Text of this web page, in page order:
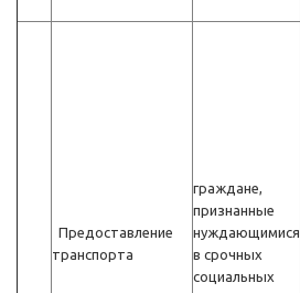
Предоставление
транспорта
граждане,
признанные
нуждающимися
в срочных
социальных